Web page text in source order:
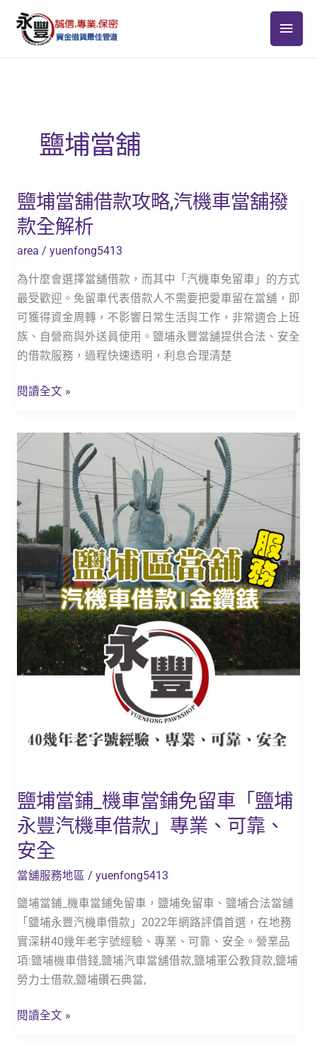
主
鹽埔當舖
鹽埔當舖借款攻略,汽機車當舖撥
款全解析
area / yuenfong5413
為什麼會選擇當舖借款，而其中「汽機車免留車」的方式
最受歡迎。免留車代表借款人不需要把愛車留在當舖，即
可獲得資金周轉，不影響日常生活與工作，非常適合上班
族、自營商與外送員使用。鹽埔永豐當舖提供合法、安全
的借款服務，過程快速透明，利息合理清楚
鹽
埔
當
舖
借
款
攻
略,
汽
車
撥
款
全
解
析
閱讀全文 »
鹽埔當鋪_機車當鋪免留車「鹽埔
永豐汽機車借款」專業、可靠、
安全
當舖服務地區 / yuenfong5413
鹽埔當鋪_機車當鋪免留車，鹽埔免留車、鹽埔合法當舖
「鹽埔永豐汽機車借款」2022年網路評價首選，在地務
實深耕40幾年老字號經驗、專業、可靠、安全。營業品
項:鹽埔機車借錢,鹽埔汽車當舖借款,鹽埔軍公教貸款,鹽埔
勞力士借款,鹽埔礸石典當,
鹽
埔
當
鋪
_
機
當
鋪
免
留
車
「鹽
借
款」
專
業、
可
靠、
安
全
閱讀全文 »